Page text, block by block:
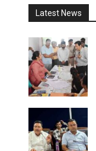
Latest News